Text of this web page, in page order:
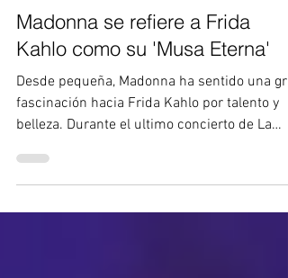
Anna Cervantes
21 may 2024
1 min de lectura
Madonna se refiere a Frida
Kahlo como su 'Musa Eterna'
Desde pequeña, Madonna ha sentido una
fascinación hacia Frida Kahlo por talento y